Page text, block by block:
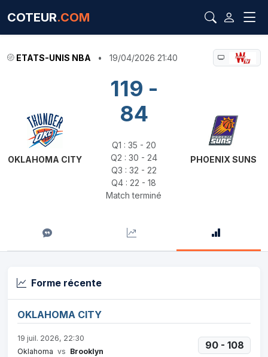
COTEUR.COM
ETATS-UNIS NBA • 19/04/2026 21:40
OKLAHOMA CITY
119 -
84
Q1 : 35 - 20
Q2 : 30 - 24
Q3 : 32 - 22
Q4 : 22 - 18
Match terminé
PHOENIX SUNS
Forme récente
OKLAHOMA CITY
19 juil. 2026, 22:30
Oklahoma vs Brooklyn
90 - 108